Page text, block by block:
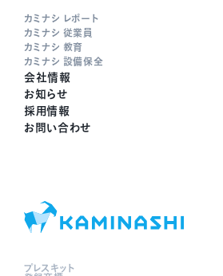
カミナシ レポート
カミナシ 従業員
カミナシ 教育
カミナシ 設備保全
会社情報
お知らせ
採用情報
お問い合わせ
プレスキット